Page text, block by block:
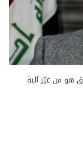
هو من غيّر آلية